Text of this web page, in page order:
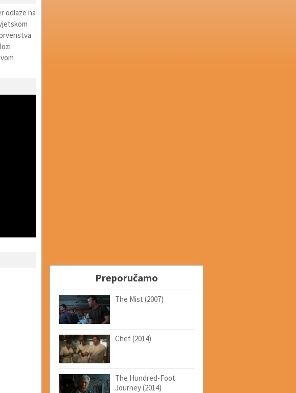
odlaze na
Preporučamo
The Mist (2007)
Chef (2014)
The Hundred-Foot
Journey (2014)